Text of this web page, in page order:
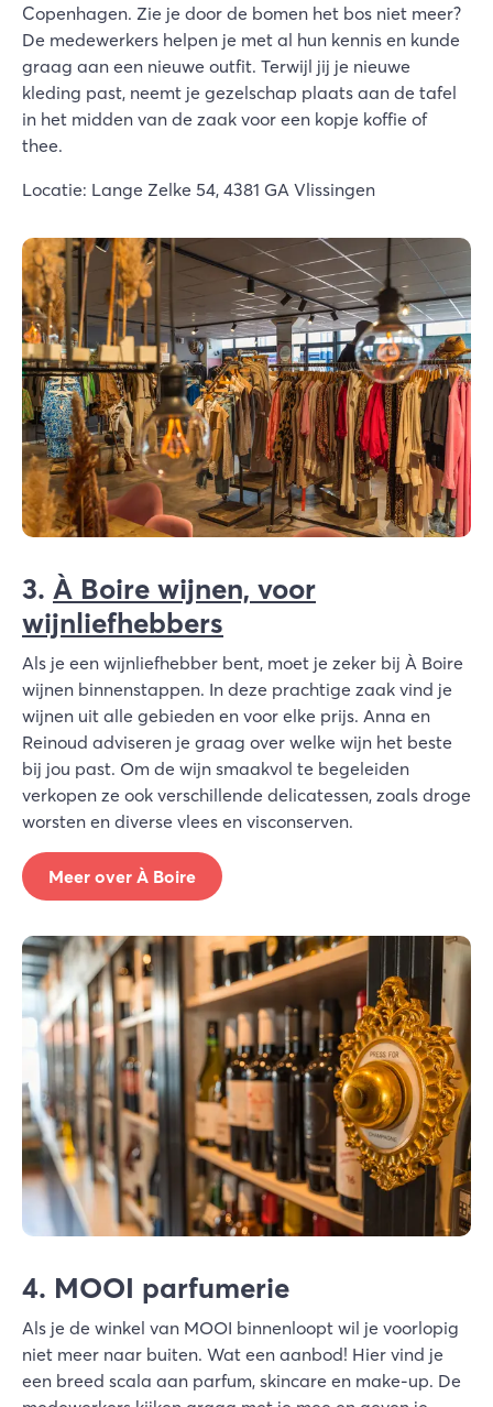
Copenhagen. Zie je door de bomen het bos niet meer?
De medewerkers helpen je met al hun kennis en kunde
graag aan een nieuwe outfit. Terwijl jij je nieuwe
kleding past, neemt je gezelschap plaats aan de tafel
in het midden van de zaak voor een kopje koffie of
thee.
Locatie: Lange Zelke 54, 4381 GA Vlissingen
3. À Boire wijnen, voor
wijnliefhebbers
Als je een wijnliefhebber bent, moet je zeker bij À Boire
wijnen binnenstappen. In deze prachtige zaak vind je
wijnen uit alle gebieden en voor elke prijs. Anna en
Reinoud adviseren je graag over welke wijn het beste
bij jou past. Om de wijn smaakvol te begeleiden
verkopen ze ook verschillende delicatessen, zoals droge
worsten en diverse vlees en visconserven.
Meer over À Boire
4. MOOI parfumerie
Als je de winkel van MOOI binnenloopt wil je voorlopig
niet meer naar buiten. Wat een aanbod! Hier vind je
een breed scala aan parfum, skincare en make-up. De